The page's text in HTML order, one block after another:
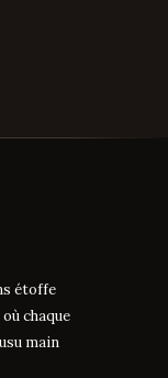
étoffe
chaque
main